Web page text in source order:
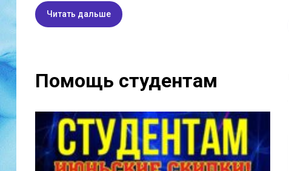
Читать дальше
Помощь студентам